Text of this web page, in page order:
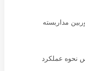
مداربسته
نحوه عملکرد